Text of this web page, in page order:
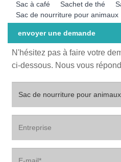
Sac à café Sachet de thé
Sac de nourriture pour animaux
envoyer une demande
N'hésitez pas à faire votre
ci-dessous. Nous vous